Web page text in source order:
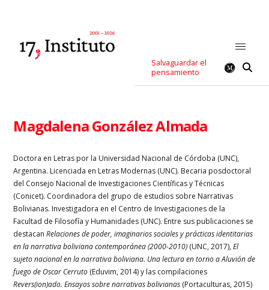
Salvaguardar el
pensamiento
Magdalena González Almada
Doctora en Letras por la Universidad Nacional de Córdoba (UNC),
Argentina. Licenciada en Letras Modernas (UNC). Becaria posdoctoral
del Consejo Nacional de Investigaciones Científicas y Técnicas
(Conicet). Coordinadora del grupo de estudios sobre Narrativas
Bolivianas. Investigadora en el Centro de Investigaciones de la
Facultad de Filosofía y Humanidades (UNC). Entre sus publicaciones se
destacanRelaciones de poder, imaginarios sociales y prácticas identitarias
en la narrativa boliviana contemporánea (2000-2010) (UNC, 2017),El
sujeto nacional en la narrativa boliviana. Una lectura en torno a Aluvión de
fuego de Oscar Cerruto (Eduvim, 2014) y las compilaciones
Revers(ion)ado. Ensayos sobre narrativas bolivianas (Portaculturas, 2015)